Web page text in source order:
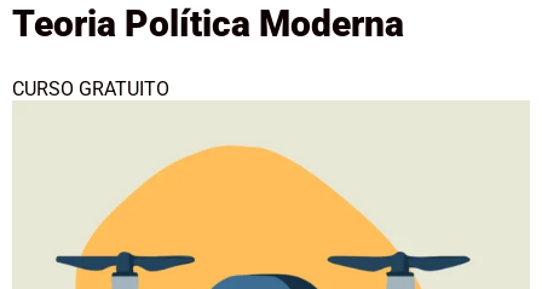
Teoria Política Moderna
CURSO GRATUITO